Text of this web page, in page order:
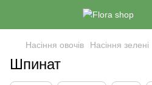
Насіння овочів Насіння зелені
Шпинат